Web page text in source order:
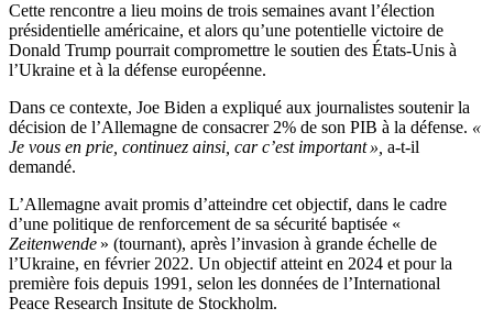
Cette rencontre a lieu moins de trois semaines avant l’élection
présidentielle américaine, et alors qu’une potentielle victoire de
Donald Trump pourrait compromettre le soutien des États-Unis à
l’Ukraine et à la défense européenne.
Dans ce contexte, Joe Biden a expliqué aux journalistes soutenir la
décision de l’Allemagne de consacrer 2% de son PIB à la défense. «
Je vous en prie, continuez ainsi, car c’est important », a-t-il
demandé.
L’Allemagne avait promis d’atteindre cet objectif, dans le cadre
d’une politique de renforcement de sa sécurité baptisée «
Zeitenwende » (tournant), après l’invasion à grande échelle de
l’Ukraine, en février 2022. Un objectif atteint en 2024 et pour la
première fois depuis 1991, selon les données de l’International
Peace Research Insitute de Stockholm.